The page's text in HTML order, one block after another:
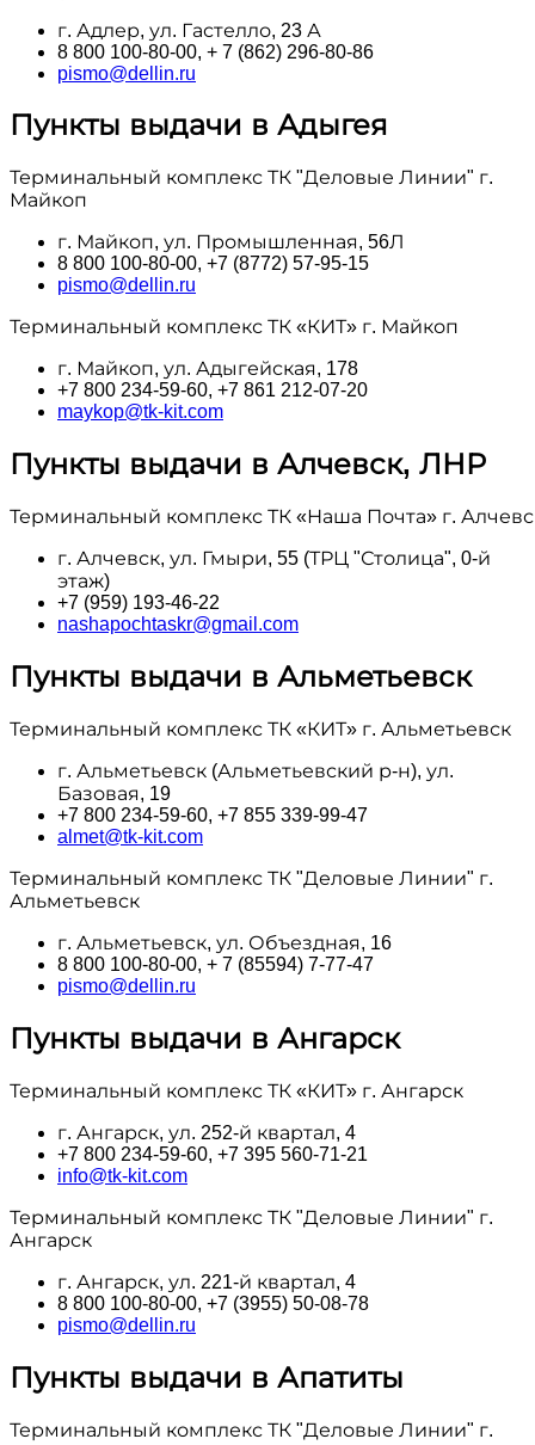
г. Адлер, ул. Гастелло, 23 А
8 800 100‑80-00, + 7 (862) 296-80-86
pismo@dellin.ru
Пункты выдачи в Адыгея
Терминальный комплекс ТК "Деловые Линии" г.
Майкоп
г. Майкоп, ул. Промышленная, 56Л
8 800 100‑80-00, +7 (8772) 57-95-15
pismo@dellin.ru
Терминальный комплекс ТК «КИТ» г. Майкоп
г. Майкоп, ул. Адыгейская, 178
+7 800 234-59-60, +7 861 212-07-20
maykop@tk-kit.com
Пункты выдачи в Алчевск, ЛНР
Терминальный комплекс ТК «Наша Почта» г.
г. Алчевск, ул. Гмыри, 55 (ТРЦ "Столица", 0-й
этаж)
+7 (959) 193-46-22
nashapochtaskr@gmail.com
Пункты выдачи в Альметьевск
Терминальный комплекс ТК «КИТ» г. Альметьевск
г. Альметьевск (Альметьевский р-н), ул.
Базовая, 19
+7 800 234-59-60, +7 855 339-99-47
almet@tk-kit.com
Терминальный комплекс ТК "Деловые Линии" г.
Альметьевск
г. Альметьевск, ул. Объездная, 16
8 800 100‑80-00, + 7 (85594) 7-77-47
pismo@dellin.ru
Пункты выдачи в Ангарск
Терминальный комплекс ТК «КИТ» г. Ангарск
г. Ангарск, ул. 252-й квартал, 4
+7 800 234-59-60, +7 395 560-71-21
info@tk-kit.com
Терминальный комплекс ТК "Деловые Линии" г.
Ангарск
г. Ангарск, ул. 221-й квартал, 4
8 800 100‑80-00, +7 (3955) 50-08-78
pismo@dellin.ru
Пункты выдачи в Апатиты
Терминальный комплекс ТК "Деловые Линии" г.